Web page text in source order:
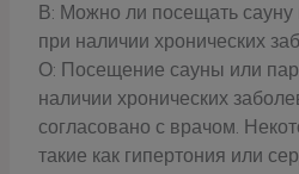
В: Можно ли посещать
при наличии хронических
О: Посещение сауны или
наличии хронических
согласовано с врачом.
такие как гипертония или